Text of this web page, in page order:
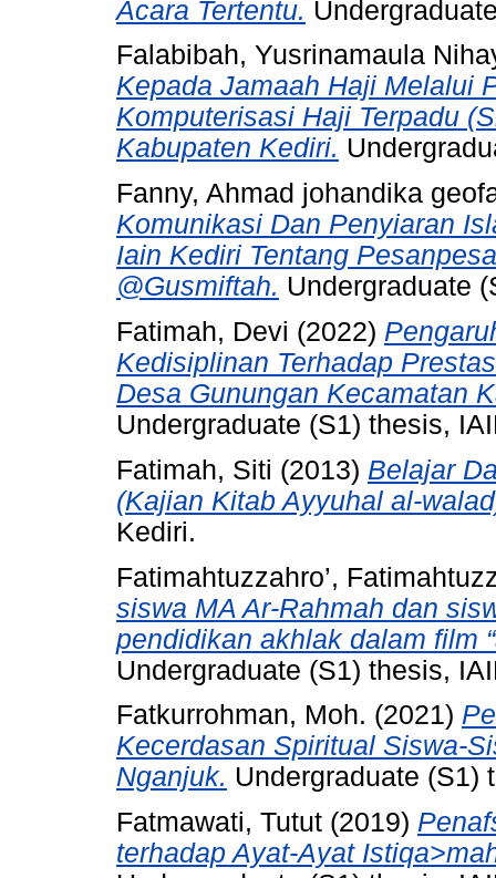
Acara Tertentu.
Falabibah, Yusrinamaula
Kepada Jamaah Haji Melalui
Komputerisasi Haji Terpadu
Kabupaten Kediri.
Fanny, Ahmad johandika
Komunikasi Dan Penyiaran
Iain Kediri Tentang
@Gusmiftah. Undergraduate
Fatimah, Devi (2022)
Kedisiplinan Terhadap
Desa Gunungan Kecamatan
Undergraduate (S1) thesis,
Fatimah, Siti (2013) Belajar
(Kajian Kitab Ayyuhal al-
Kediri.
Fatimahtuzzahro’,
siswa MA Ar-Rahmah dan
pendidikan akhlak dalam film
Undergraduate (S1) thesis,
Fatkurrohman, Moh. (2021)
Kecerdasan Spiritual Siswa-
Nganjuk. Undergraduate (S1)
Fatmawati, Tutut (2019)
terhadap Ayat-Ayat